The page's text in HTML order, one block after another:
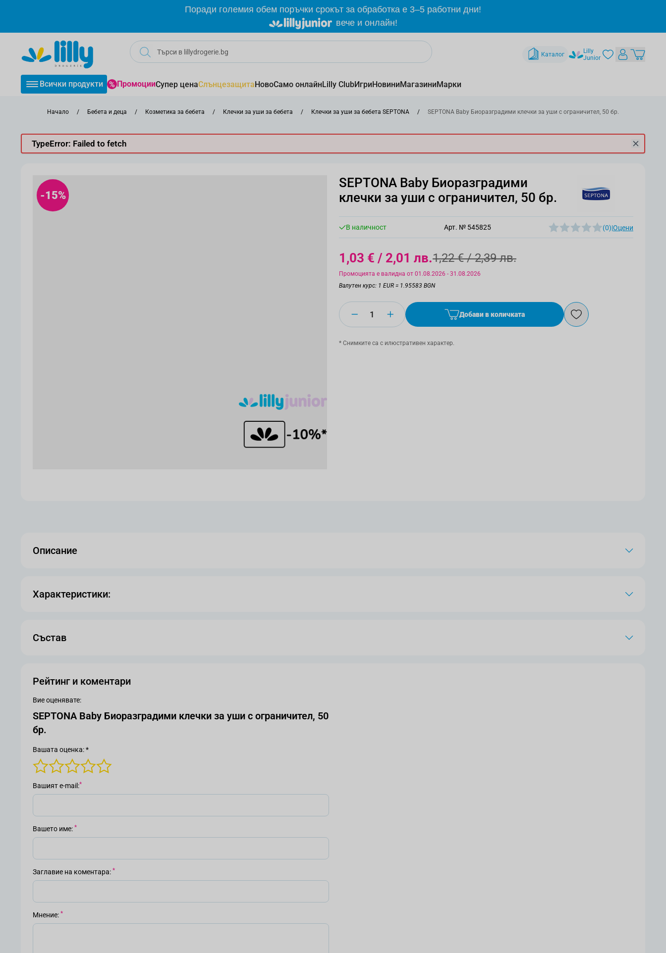
Поради големия обем поръчки срокът за обработка е 3–5 работни дни!
вече и онлайн!
Каталог
Lilly
Junior
Всички продукти ПромоцииСупер ценаСлънцезащитаНовоСамо онлайнLilly ClubИгриНовиниМагазиниМарки
Начало / Бебета и деца / Козметика за бебета / Клечки за уши за бебета / Клечки за уши за бебета SEPTONA / SEPTONA Baby Биоразградими клечки за уши с ограничител, 50 бр.
TypeError: Failed to fetch
-15%
SEPTONA Baby Биоразградими
клечки за уши с ограничител, 50 бр.
В наличност Арт. № 545825 (0)|Оцени
1,03 € / 2,01 лв.1,22 € / 2,39 лв.
Промоцията е валидна от 01.08.2026 - 31.08.2026
Валутен курс: 1 EUR = 1.95583 BGN
Количество Добави в количката
* Снимките са с илюстративен характер.
Описание
Характеристики:
Състав
Рейтинг и коментари
Вие оценявате:
SEPTONA Baby Биоразградими клечки за уши с ограничител, 50
бр.
Вашата оценка: *
Вашият е-mail
Вашето име
Заглавие на коментара
Мнение